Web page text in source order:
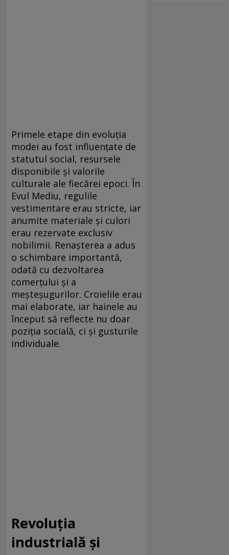
Primele etape din evoluția
modei au fost influențate de
statutul social, resursele
disponibile și valorile
culturale ale fiecărei epoci. În
Evul Mediu, regulile
vestimentare erau stricte, iar
anumite materiale și culori
erau rezervate exclusiv
nobilimii. Renașterea a adus
o schimbare importantă,
odată cu dezvoltarea
comerțului și a
meșteșugurilor. Croielile erau
mai elaborate, iar hainele au
început să reflecte nu doar
poziția socială, ci și gusturile
individuale.
Revoluția
industrială și